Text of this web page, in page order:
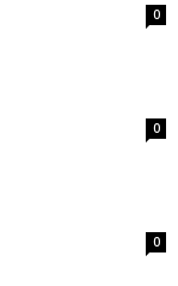
0
0
0